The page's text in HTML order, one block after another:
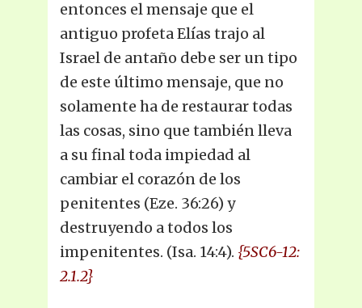
entonces el mensaje que el
antiguo profeta Elías trajo al
Israel de antaño debe ser un tipo
de este último mensaje, que no
solamente ha de restaurar todas
las cosas, sino que también lleva
a su final toda impiedad al
cambiar el corazón de los
penitentes (Eze. 36:26) y
destruyendo a todos los
impenitentes. (Isa. 14:4). {5SC6-12:
2.1.2}